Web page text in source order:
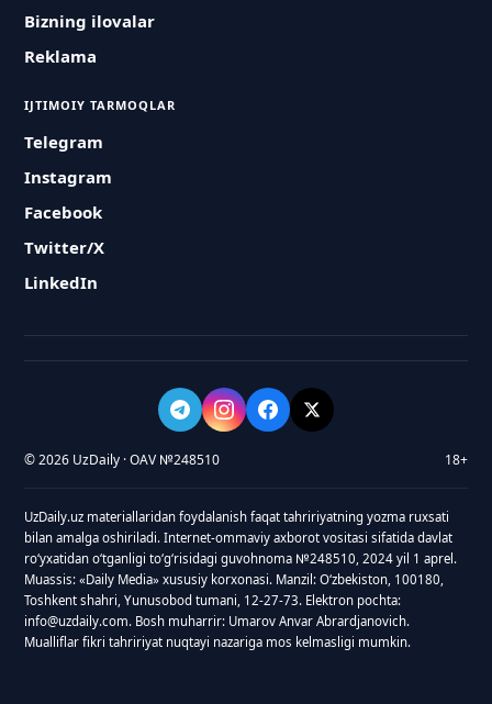
Bizning ilovalar
Reklama
IJTIMOIY TARMOQLAR
Telegram
Instagram
Facebook
Twitter/X
LinkedIn
© 2026 UzDaily · OAV №248510 18+
UzDaily.uz materiallaridan foydalanish faqat tahririyatning yozma ruxsati
bilan amalga oshiriladi. Internet-ommaviy axborot vositasi sifatida davlat
roʻyxatidan oʻtganligi toʻgʻrisidagi guvohnoma №248510, 2024 yil 1 aprel.
Muassis: «Daily Media» xususiy korxonasi. Manzil: Oʻzbekiston, 100180,
Toshkent shahri, Yunusobod tumani, 12-27-73. Elektron pochta:
info@uzdaily.com. Bosh muharrir: Umarov Anvar Abrardjanovich.
Mualliflar fikri tahririyat nuqtayi nazariga mos kelmasligi mumkin.